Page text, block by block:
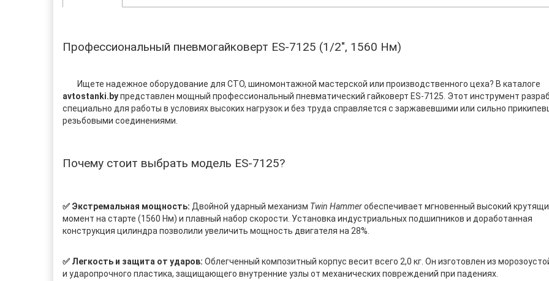
Профессиональный пневмогайковерт ES-7125 (1/2", 1560 Нм)
Ищете надежное оборудование для СТО, шиномонтажной мастерской или производственного цеха? В каталоге
avtostanki.byпредставлен мощный профессиональный пневматический гайковерт ES-7125. Этот инструмент
специально для работы в условиях высоких нагрузок и без труда справляется с заржавевшими или сильно
резьбовыми соединениями.
Почему стоит выбрать модель ES-7125?
✅ Экстремальная мощность: Двойной ударный механизм Twin Hammerобеспечивает мгновенный высокий
момент на старте (1560 Нм) и плавный набор скорости. Установка индустриальных подшипников и доработанная
конструкция цилиндра позволили увеличить мощность двигателя на 28%.
✅ Легкость и защита от ударов: Облегченный композитный корпус весит всего 2,0 кг. Он изготовлен из
и ударопрочного пластика, защищающего внутренние узлы от механических повреждений при падениях.